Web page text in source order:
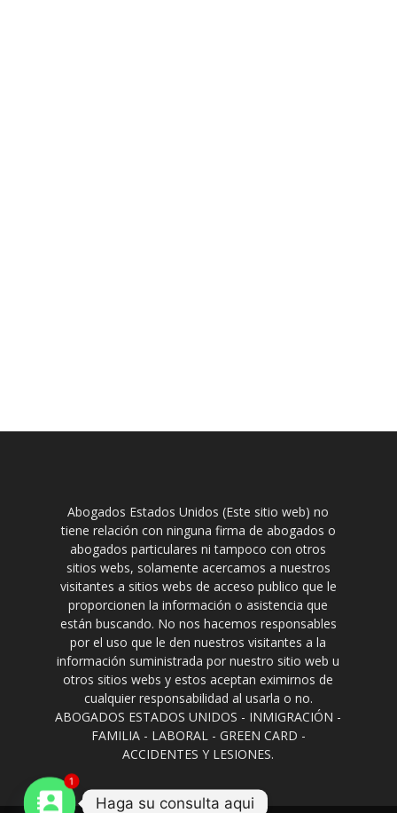
Abogados Estados Unidos (Este sitio web) no
tiene relación con ninguna firma de abogados o
abogados particulares ni tampoco con otros
sitios webs, solamente acercamos a nuestros
visitantes a sitios webs de acceso publico que le
proporcionen la información o asistencia que
están buscando. No nos hacemos responsables
por el uso que le den nuestros visitantes a la
información suministrada por nuestro sitio web u
otros sitios webs y estos aceptan eximirnos de
cualquier responsabilidad al usarla o no.
ABOGADOS ESTADOS UNIDOS - INMIGRACIÓN -
FAMILIA - LABORAL - GREEN CARD -
ACCIDENTES Y LESIONES.
1
Haga su consulta aqui